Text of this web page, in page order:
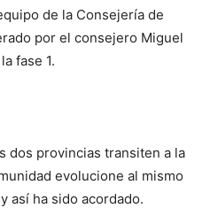
de la Consejería de
por el consejero Miguel
fase 1.
dos provincias transiten a la
evolucione al mismo
así ha sido acordado.